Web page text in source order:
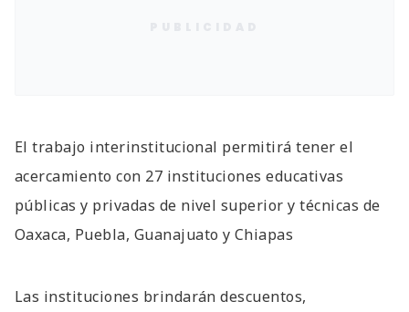
El trabajo interinstitucional permitirá tener el
acercamiento con 27 instituciones educativas
públicas y privadas de nivel superior y técnicas de
Oaxaca, Puebla, Guanajuato y Chiapas
Las instituciones brindarán descuentos,